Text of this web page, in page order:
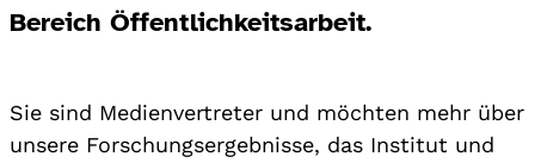
Bereich Öffentlichkeitsarbeit.
Sie sind Medienvertreter und möchten mehr über
unsere Forschungsergebnisse, das Institut und